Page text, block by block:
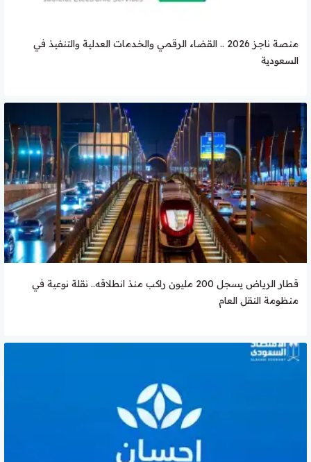
منصة ناجز 2026 .. القضاء الرقمي والخدمات العدلية والتنفيذ في
السعودية
قطار الرياض يسجل 200 مليون راكب منذ انطلاقه.. نقلة نوعية في
منظومة النقل العام